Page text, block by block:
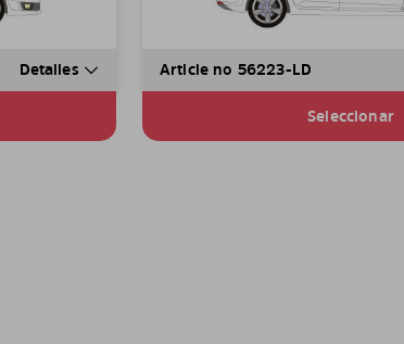
Detalles Article no 56223-LD
Seleccionar